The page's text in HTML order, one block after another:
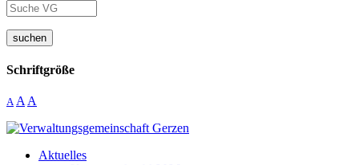
suchen
Schriftgröße
A A A
Aktuelles